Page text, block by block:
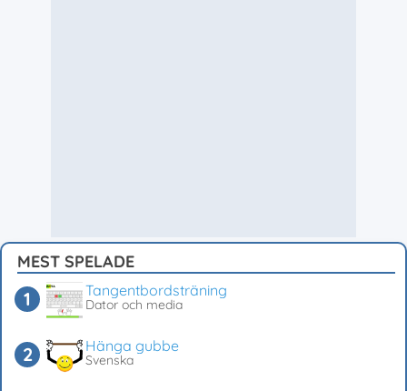
MEST SPELADE
Tangentbordsträning
Dator och media
Hänga gubbe
Svenska